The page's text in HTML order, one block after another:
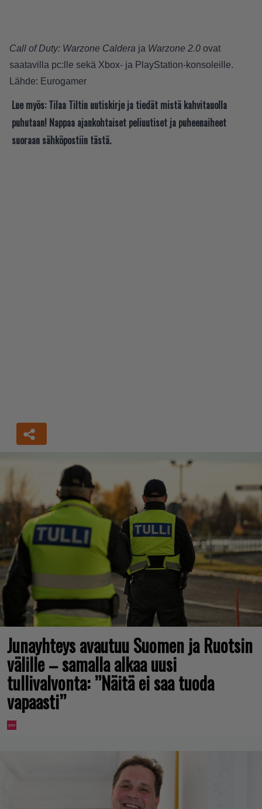
Call of Duty: Warzone Caldera ja Warzone 2.0 ovat
saatavilla pc:lle sekä Xbox- ja PlayStation-konsoleille.
Lähde: Eurogamer
Lue myös: Tilaa Tiltin uutiskirje ja tiedät mistä kahvitauolla
puhutaan! Nappaa ajankohtaiset peliuutiset ja puheenaiheet
suoraan sähköpostiin tästä.
Junayhteys avautuu Suomen ja Ruotsin
välille – samalla alkaa uusi
tullivalvonta: ”Näitä ei saa tuoda
vapaasti”